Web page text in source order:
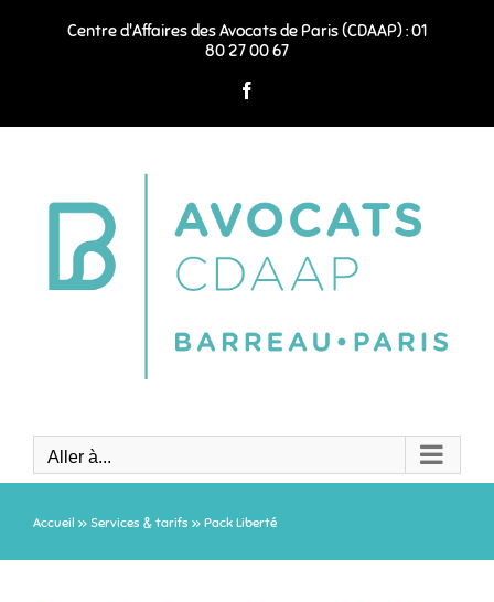
Centre d'Affaires des Avocats de Paris (CDAAP) : 01
80 27 00 67
Aller à...
Accueil » Services & tarifs » Pack Liberté